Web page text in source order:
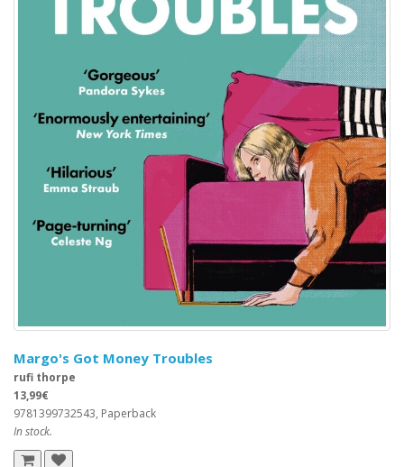
Margo's Got Money Troubles
rufi thorpe
13,99€
9781399732543, Paperback
In stock.